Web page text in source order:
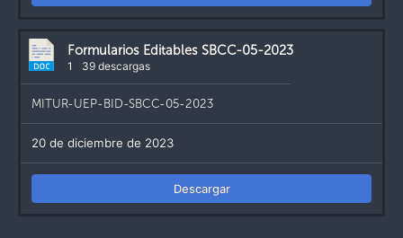
Formularios Editables SBCC-05-2023
1 39 descargas
MITUR-UEP-BID-SBCC-05-2023
20 de diciembre de 2023
Descargar